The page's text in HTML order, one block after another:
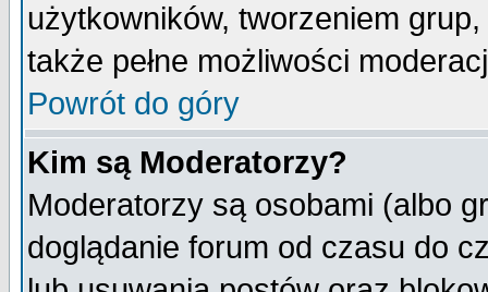
użytkowników, tworzeniem
także pełne możliwości
Powrót do góry
Kim są Moderatorzy?
Moderatorzy są osobami (albo
doglądanie forum od czasu do